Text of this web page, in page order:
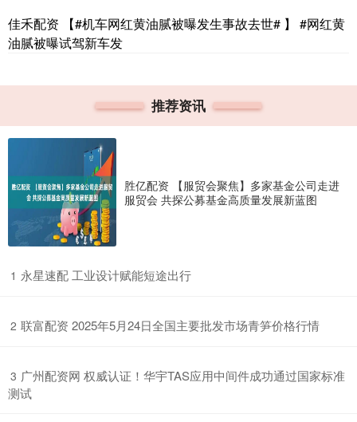
佳禾配资 【#机车网红黄油腻被曝发生事故去世# 】 #网红黄
油腻被曝试驾新车发
推荐资讯
胜亿配资 【服贸会聚焦】多家基金公司走进
服贸会 共探公募基金高质量发展新蓝图
1 ​永星速配 工业设计赋能短途出行
2 ​联富配资 2025年5月24日全国主要批发市场青笋价格行情
3 ​广州配资网 权威认证！华宇TAS应用中间件成功通过国家标准
测试